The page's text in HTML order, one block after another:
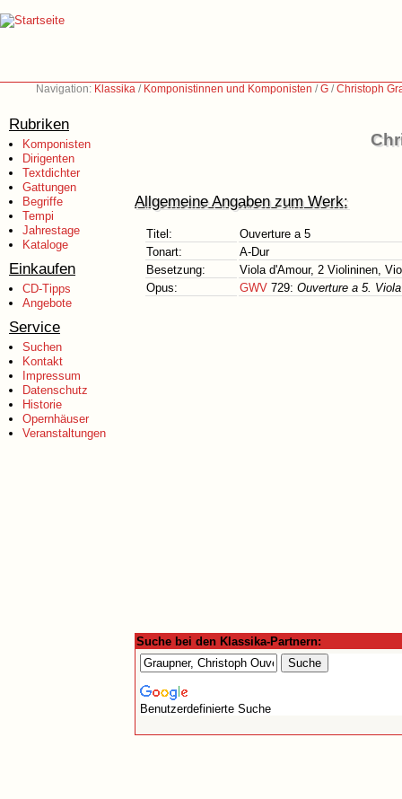
Navigation: Klassika / Komponistinnen und Komponisten /G /Christoph
Rubriken
Komponisten
Dirigenten
Textdichter
Gattungen
Begriffe
Tempi
Jahrestage
Kataloge
Einkaufen
CD-Tipps
Angebote
Service
Suchen
Kontakt
Impressum
Datenschutz
Historie
Opernhäuser
Veranstaltungen
Allgemeine Angaben zum Werk:
Titel:
Ouverture a 5
Tonart:
A-Dur
Besetzung:
Viola d'Amour, 2 Violininen,
Opus:
GWV 729: Ouverture a 5.
Suche bei den Klassika-Partnern:
Benutzerdefinierte Suche